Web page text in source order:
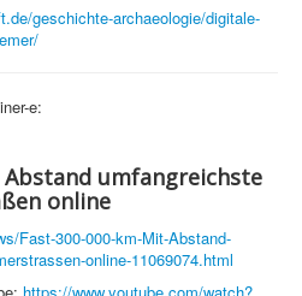
geschichte-archaeologie/digitale-
e:
Abstand umfangreichste
online
Fast-300-000-km-Mit-Abstand-
online-11069074.html